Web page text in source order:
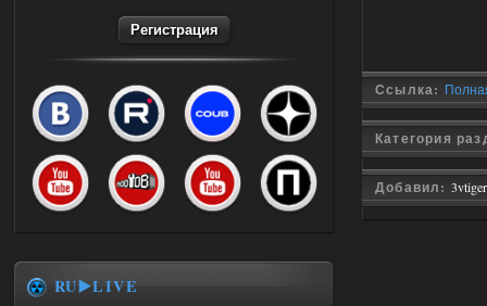
Ссылка:
Категория
Добавил: 3vtiger
Регистрация
RU▶️LIVE